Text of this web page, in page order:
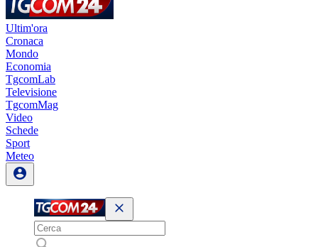
Ultim'ora
Cronaca
Mondo
Economia
TgcomLab
Televisione
TgcomMag
Video
Schede
Sport
Meteo